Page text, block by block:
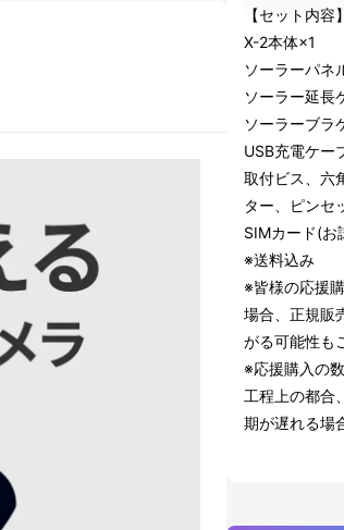
【セット内容】
X-2本体×1
ソーラーパネ
ソーラー延長
ソーラーブラ
USB充電ケー
取付ビス、六
ター、ピンセ
SIMカード(お
※送料込み
※皆様の応援
場合、正規販
がる可能性も
※応援購入の
工程上の都合
期が遅れる場